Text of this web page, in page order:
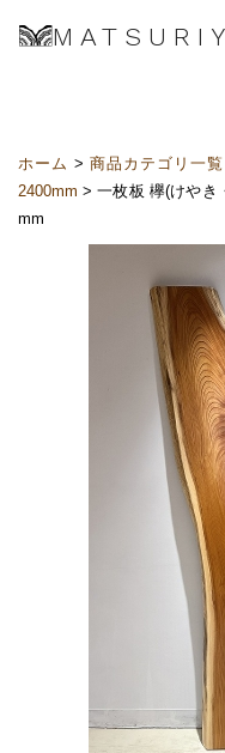
ホーム >商品カテゴリ一覧
2400mm > 一枚板 欅(けやき
mm